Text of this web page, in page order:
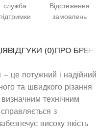
служба
підтримки
Відстеження
замовлень
ВІДГУКИ (0)ПРО
це потужний і надійний
та швидкого різання
технічним
з
високу якість